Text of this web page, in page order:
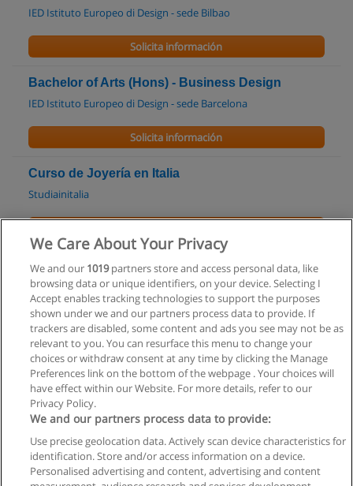
IED Istituto Europeo di Design - sede Bilbao
Solicita información
Bachelor of Arts (Hons) - Business Design
IED Istituto Europeo di Design - sede Barcelona
Solicita información
Curso de Joyería en Italia
Studiainitalia
Curso Básico de Costura
Escuela Superior Cristina Rossi
Solicita información
Privacidad de datos
Contactar con Educaedu
We Care About Your Privacy
We and our 1019partners store and access personal data, like
browsing data or unique identifiers, on your device. Selecting I
Accept enables tracking technologies to support the purposes
shown under we and our partners process data to provide. If
trackers are disabled, some content and ads you see may not be as
relevant to you. You can resurface this menu to change your
choices or withdraw consent at any time by clicking the Manage
Preferences link on the bottom of the webpage . Your choices will
have effect within our Website. For more details, refer to our
Privacy Policy.
We and our partners process data to provide:
Use precise geolocation data. Actively scan device characteristics for
identification. Store and/or access information on a device.
Personalised advertising and content, advertising and content